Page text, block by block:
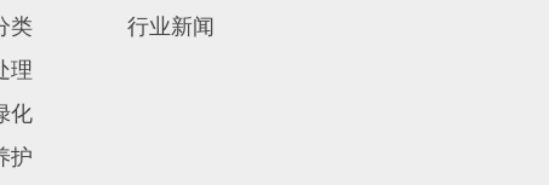
类
理
化
护
行业新闻